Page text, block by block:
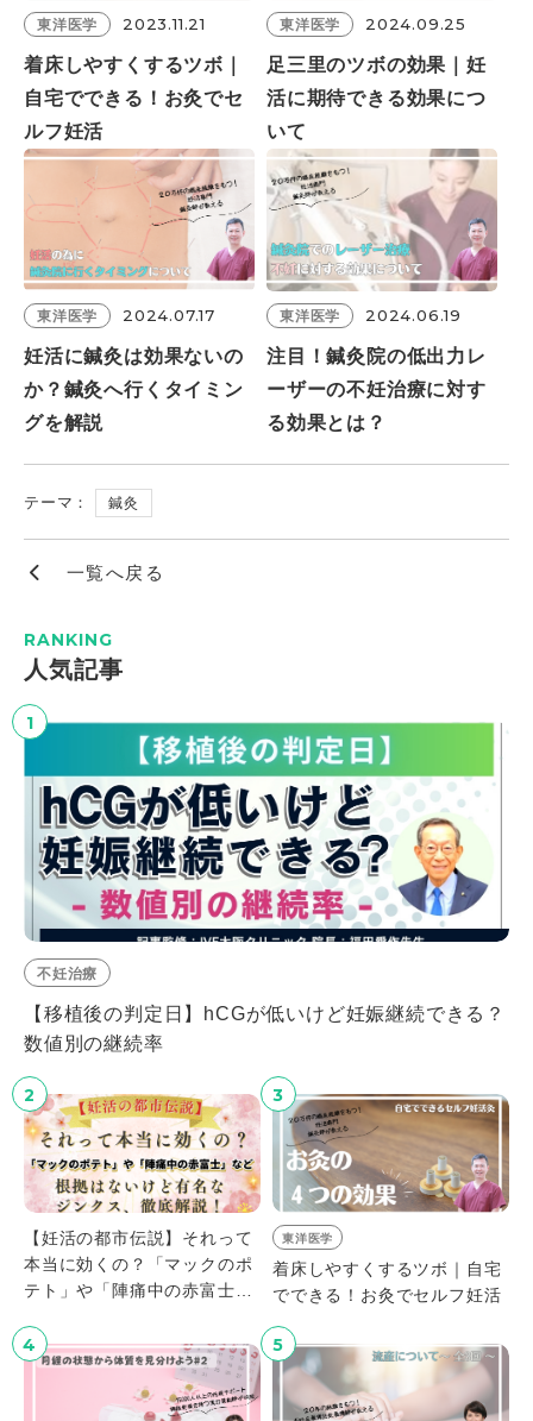
東洋医学 2023.11.21
着床しやすくするツボ｜
自宅でできる！お灸でセ
ルフ妊活
東洋医学 2024.09.25
足三里のツボの効果｜妊
活に期待できる効果につ
いて
東洋医学 2024.07.17
妊活に鍼灸は効果ないの
か？鍼灸へ行くタイミン
グを解説
東洋医学 2024.06.19
注目！鍼灸院の低出力レ
ーザーの不妊治療に対す
る効果とは？
テーマ： 鍼灸
一覧へ戻る
RANKING
⼈気記事
1
不妊治療
【移植後の判定日】hCGが低いけど妊娠継続できる？
数値別の継続率
2
【妊活の都市伝説】それって
本当に効くの？「マックのポ
テト」や「陣痛中の赤富士」
ジンクス、徹底解説！
3
東洋医学
着床しやすくするツボ｜自宅
でできる！お灸でセルフ妊活
4 5